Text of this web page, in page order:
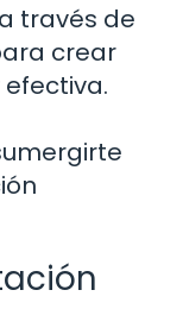
través de
crear